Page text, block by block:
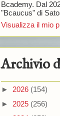
Bcademy. Dal
"Bcaucus" di
Visualizza il mio
Archivio
► 2026 (154)
► 2025 (256)